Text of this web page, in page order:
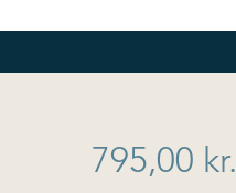
795,00 kr.